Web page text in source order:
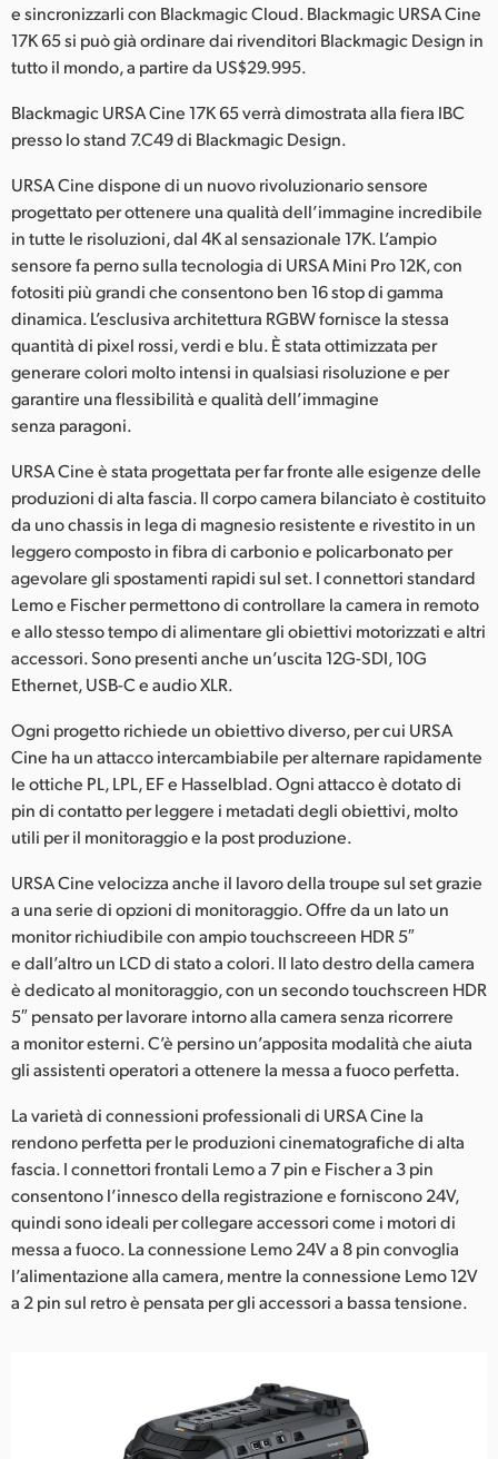
New Zealand
Norway
Poland
Singapore
South Africa
Spain
Sweden
Chinese Taipei
Turkey
UAE
Ukraine
United Kingdom
United States
e sincronizzarli con Blackmagic Cloud. Blackmagic URSA Cine
17K 65 si può già ordinare dai rivenditori Blackmagic Design in
tutto il mondo, a partire da US$29.995.
Blackmagic URSA Cine 17K 65 verrà dimostrata alla fiera IBC
presso lo stand 7.C49 di Blackmagic Design.
URSA Cine dispone di un nuovo rivoluzionario sensore
progettato per ottenere una qualità dell’immagine incredibile
in tutte le risoluzioni, dal 4K al sensazionale 17K. L’ampio
sensore fa perno sulla tecnologia di URSA Mini Pro 12K, con
fotositi più grandi che consentono ben 16 stop di gamma
dinamica. L’esclusiva architettura RGBW fornisce la stessa
quantità di pixel rossi, verdi e blu. È stata ottimizzata per
generare colori molto intensi in qualsiasi risoluzione e per
garantire una flessibilità e qualità dell’immagine
senza paragoni.
URSA Cine è stata progettata per far fronte alle esigenze delle
produzioni di alta fascia. Il corpo camera bilanciato è costituito
da uno chassis in lega di magnesio resistente e rivestito in un
leggero composto in fibra di carbonio e policarbonato per
agevolare gli spostamenti rapidi sul set. I connettori standard
Lemo e Fischer permettono di controllare la camera in remoto
e allo stesso tempo di alimentare gli obiettivi motorizzati e altri
accessori. Sono presenti anche un’uscita 12G-SDI, 10G
Ethernet, USB-C e audio XLR.
Ogni progetto richiede un obiettivo diverso, per cui URSA
Cine ha un attacco intercambiabile per alternare rapidamente
le ottiche PL, LPL, EF e Hasselblad. Ogni attacco è dotato di
pin di contatto per leggere i metadati degli obiettivi, molto
utili per il monitoraggio e la post produzione.
URSA Cine velocizza anche il lavoro della troupe sul set grazie
a una serie di opzioni di monitoraggio. Offre da un lato un
monitor richiudibile con ampio touchscreeen HDR 5″
e dall’altro un LCD di stato a colori. Il lato destro della camera
è dedicato al monitoraggio, con un secondo touchscreen HDR
5″ pensato per lavorare intorno alla camera senza ricorrere
a monitor esterni. C’è persino un’apposita modalità che aiuta
gli assistenti operatori a ottenere la messa a fuoco perfetta.
La varietà di connessioni professionali di URSA Cine la
rendono perfetta per le produzioni cinematografiche di alta
fascia. I connettori frontali Lemo a 7 pin e Fischer a 3 pin
consentono l’innesco della registrazione e forniscono 24V,
quindi sono ideali per collegare accessori come i motori di
messa a fuoco. La connessione Lemo 24V a 8 pin convoglia
l’alimentazione alla camera, mentre la connessione Lemo 12V
a 2 pin sul retro è pensata per gli accessori a bassa tensione.